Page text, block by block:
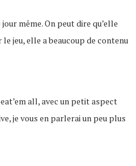
même. On peut dire qu’elle
jeu, elle a beaucoup de contenu
all, avec un petit aspect
je vous en parlerai un peu plus